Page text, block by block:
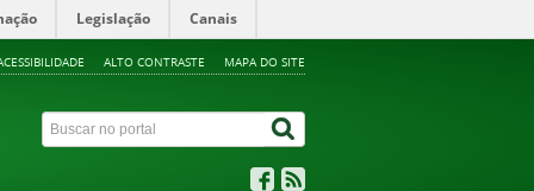
Legislação Canais
ALTO CONTRASTE MAPA DO SITE